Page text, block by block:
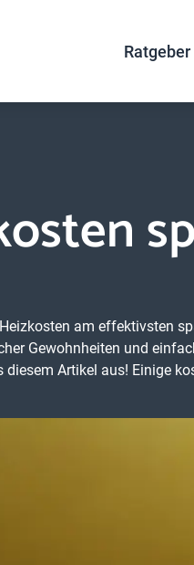
Ratgeber
am effektivsten
Gewohnheiten und
diesem Artikel aus! Einige